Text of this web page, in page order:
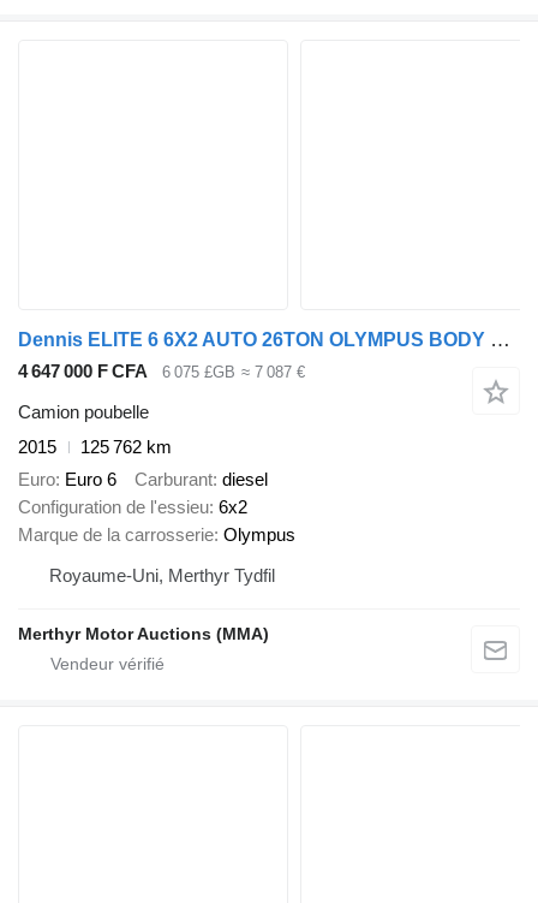
Dennis ELITE 6 6X2 AUTO 26TON OLYMPUS BODY REFUSE
4 647 000 F CFA 6 075 £GB ≈ 7 087 €
Camion poubelle
2015
125 762 km
Euro Euro 6 Carburant diesel
Configuration de l'essieu 6x2
Marque de la carrosserie Olympus
Royaume-Uni, Merthyr Tydfil
Merthyr Motor Auctions (MMA)